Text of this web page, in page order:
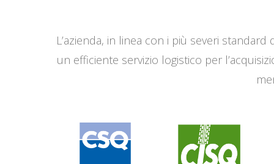
L’azienda, in linea con i più severi
un efficiente servizio logistico per